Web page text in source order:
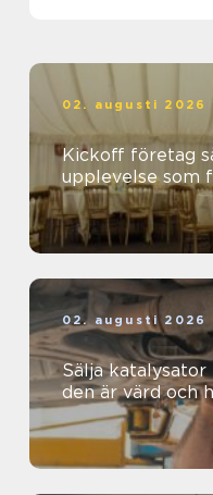
02. augusti 2026
Kickoff företag så skapar du en
upplevelse som
02. augusti 2026
Sälja katalysator
den är värd och